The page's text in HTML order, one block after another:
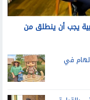
يجب أن ينطلق من
في